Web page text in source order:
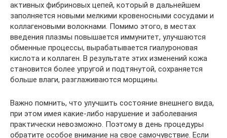
активных фибриновых цепей, который в дальнейшем
заполняется новыми мелкими кровеносными сосудами и
коллагеновыми волокнами. Помимо этого, в местах
введения плазмы повышается иммунитет, улучшаются
обменные процессы, вырабатывается гиалуроновая
кислота и коллаген. В результате этих изменений кожа
становится более упругой и подтянутой, сохраняется
больше влаги, разглаживаются морщины.
Важно помнить, что улучшить состояние внешнего вида,
при этом имея какие-либо нарушение и заболевания
практически невозможно. Поэтому в день процедуры
обратите особое внимание на свое самочувствие. Если